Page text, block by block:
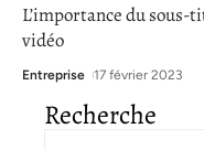
L’importance du
vidéo
Entreprise 17 février 2023
Recherche